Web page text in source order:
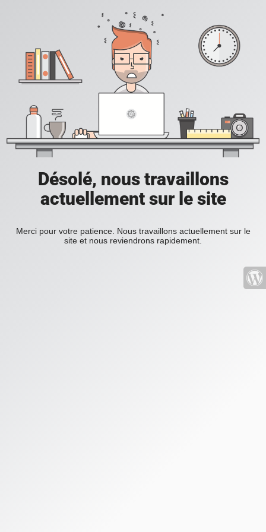
Désolé, nous travaillons
actuellement sur le site
Merci pour votre patience. Nous travaillons actuellement sur le
site et nous reviendrons rapidement.